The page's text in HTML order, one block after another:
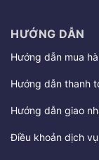
HƯỚNG DẪN
Hướng dẫn mua
Hướng dẫn thanh
Hướng dẫn giao
Điều khoản dịch vụ